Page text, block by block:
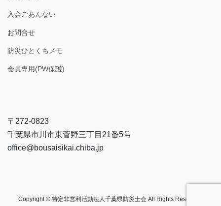
入会ごあんない
お問合せ
防災ひとくちメモ
会員専用(PW保護)
〒272-0823
千葉県市川市東菅野三丁目21番5号
office@bousaisikai.chiba.jp
Copyright © 特定非営利活動法人千葉県防災士会 All Rights Reserved.